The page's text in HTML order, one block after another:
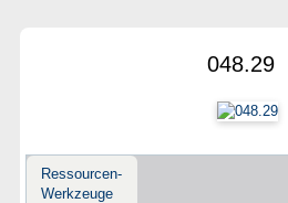
048.29
Ressourcen-
Werkzeuge